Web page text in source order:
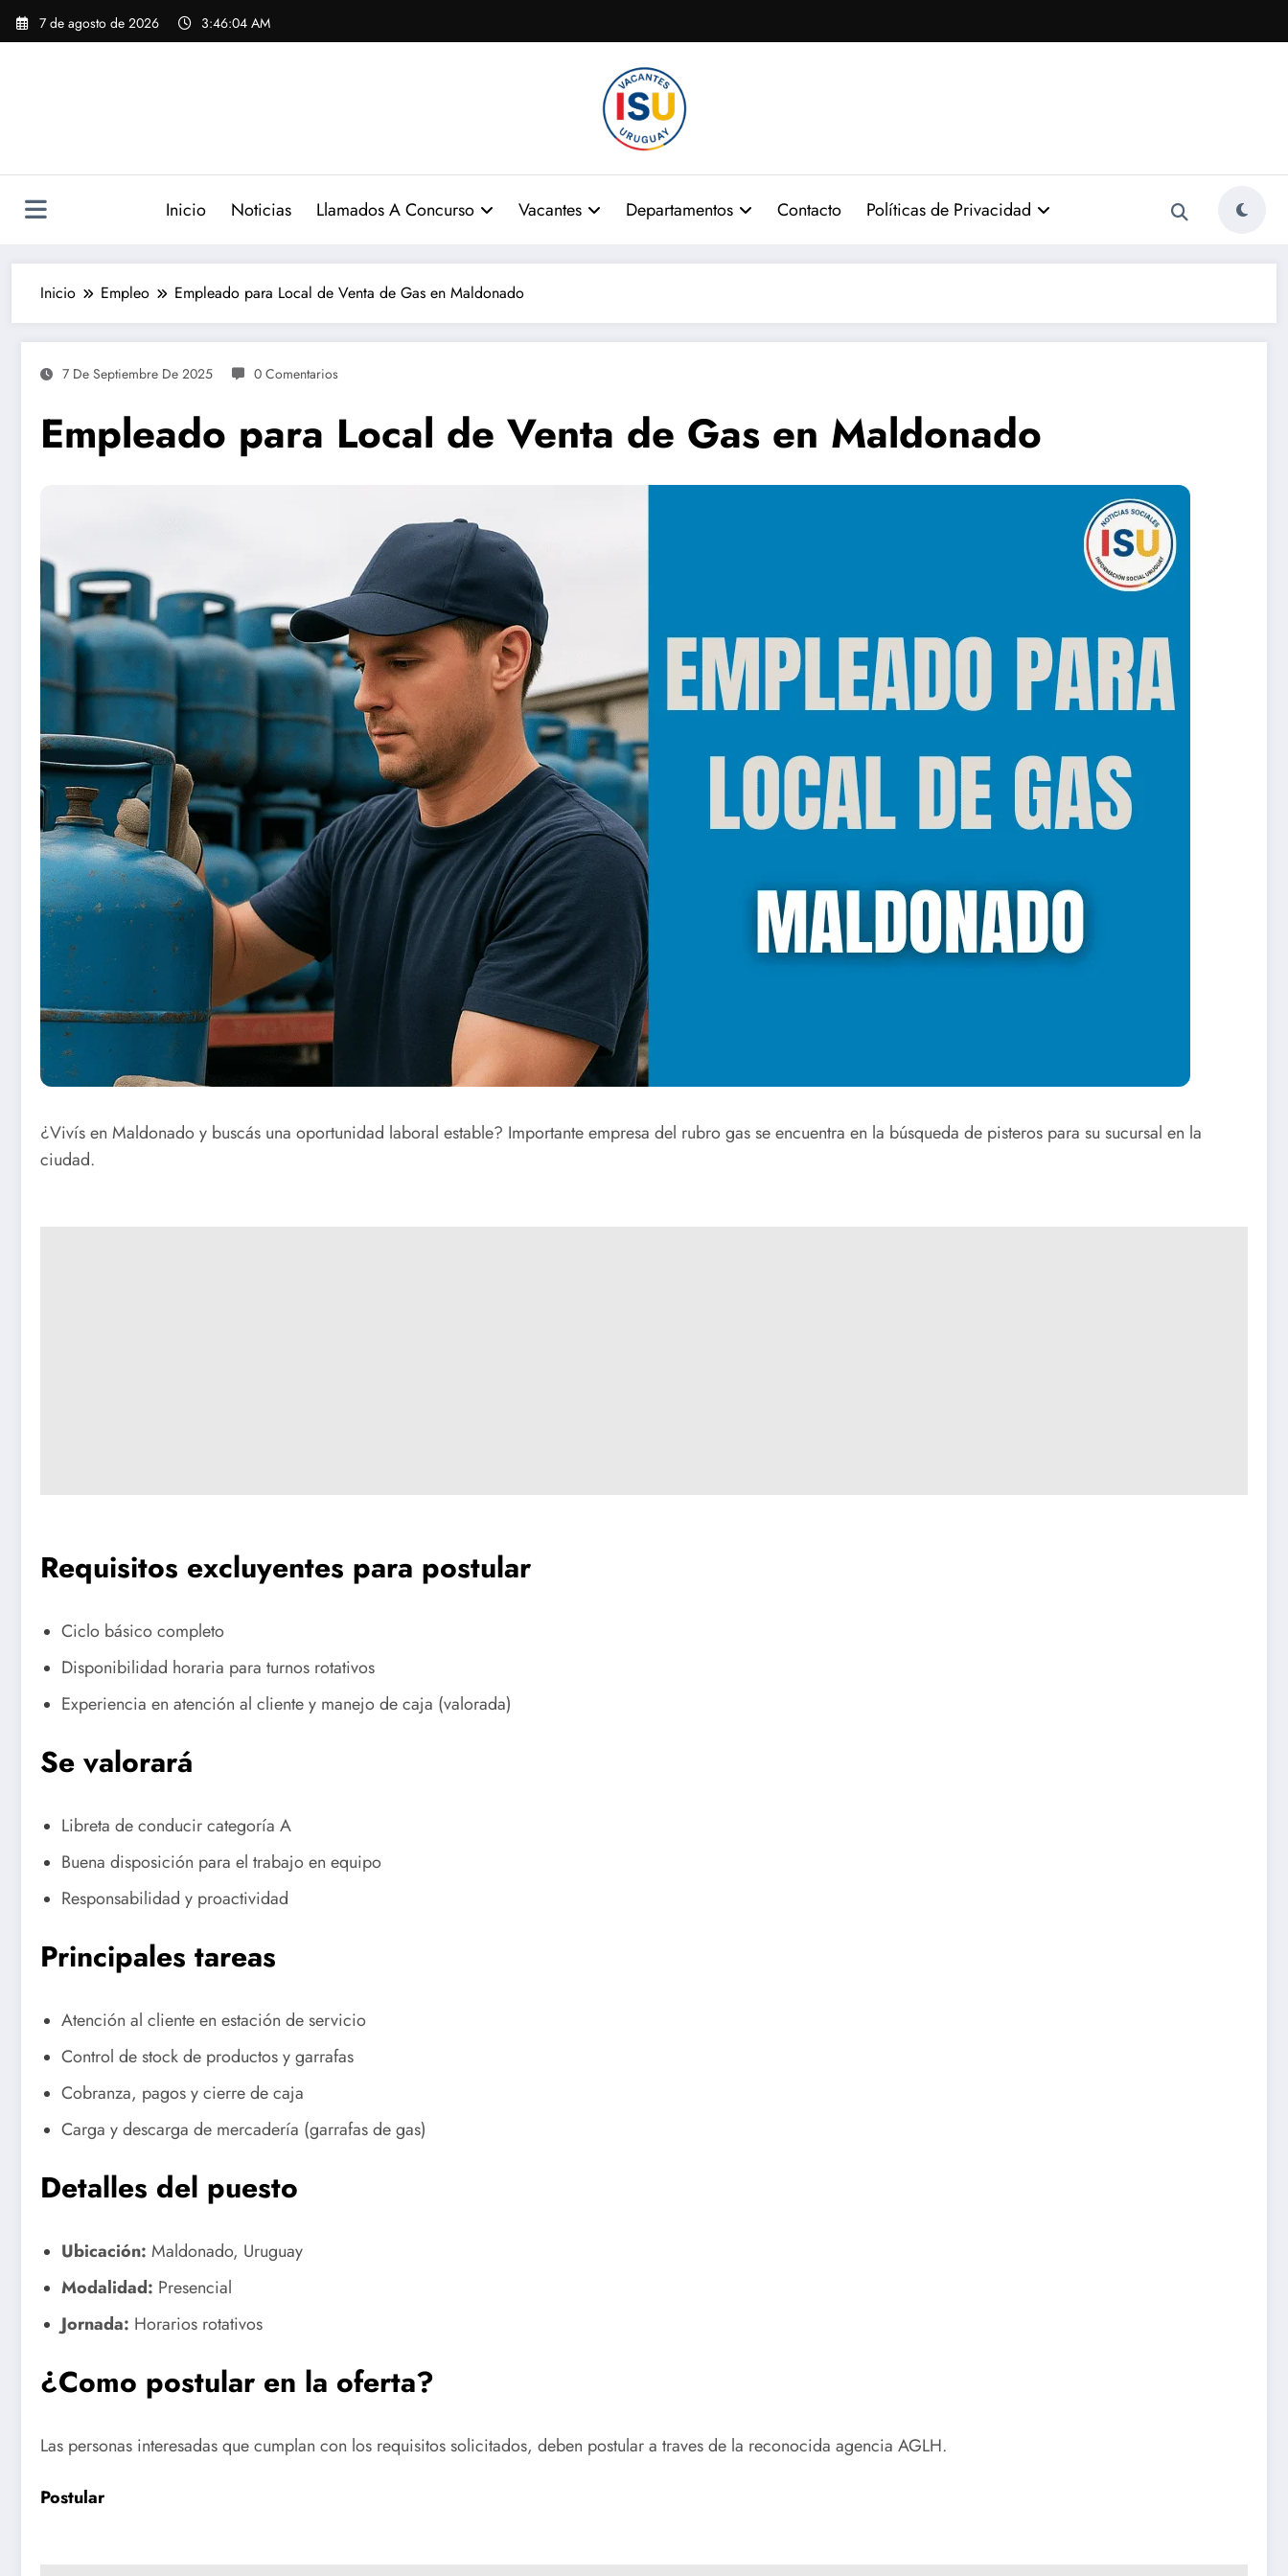
Saltar
7 de agosto de 2026 3:46:05 AM
Inicio Noticias Llamados A Concurso Vacantes Departamentos Contacto Políticas de Privacidad
Inicio Empleo Empleado para Local de Venta de Gas en Maldonado
7 De Septiembre De 2025 0 Comentarios
Empleado para Local de Venta de Gas en Maldonado
¿Vivís en Maldonado y buscás una oportunidad laboral estable? Importante empresa del rubro gas se encuentra en la búsqueda de pisteros para su sucursal en la
ciudad.
Requisitos excluyentes para postular
Ciclo básico completo
Disponibilidad horaria para turnos rotativos
Experiencia en atención al cliente y manejo de caja (valorada)
Se valorará
Libreta de conducir categoría A
Buena disposición para el trabajo en equipo
Responsabilidad y proactividad
Principales tareas
Atención al cliente en estación de servicio
Control de stock de productos y garrafas
Cobranza, pagos y cierre de caja
Carga y descarga de mercadería (garrafas de gas)
Detalles del puesto
Ubicación: Maldonado, Uruguay
Modalidad: Presencial
Jornada: Horarios rotativos
¿Como postular en la oferta?
Las personas interesadas que cumplan con los requisitos solicitados, deben postular a traves de la reconocida agencia AGLH.
Postular